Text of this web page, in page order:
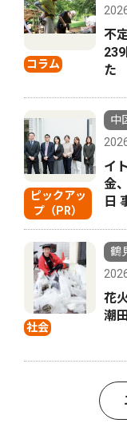
コラム
不
た
ピックアッ
プ（PR）
中
イ
金
日
社会
鶴
花
潮